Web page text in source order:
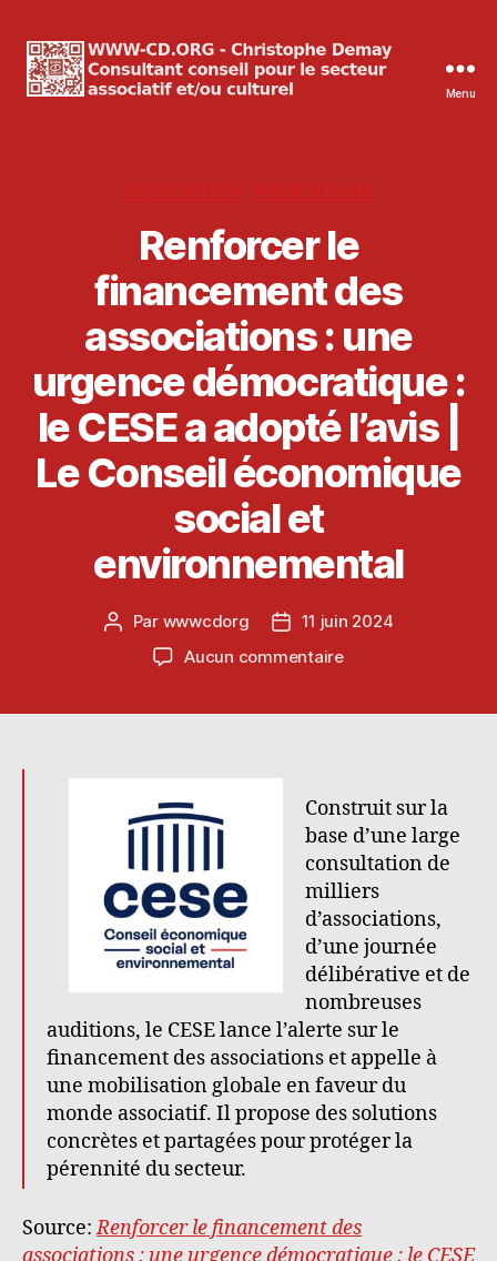
Menu
Renforcer le
financement des
associations : une
urgence démocratique :
le CESE a adopté l’avis |
Le Conseil économique
social et
environnemental
Auteur
l’article
Par wwwcdorg
Date11 juin 2024
Aucun commentairesur
:
une
urgence
démocratique
:
le
CESE
a
adopté
l’avis
|
Le
Conseil
économique
social
Construit sur la
base d’une large
consultation de
milliers
d’associations,
d’une journée
délibérative et de
nombreuses
auditions, le CESE lance l’alerte sur le
financement des associations et appelle à
une mobilisation globale en faveur du
monde associatif. Il propose des solutions
concrètes et partagées pour protéger la
pérennité du secteur.
Source:Renforcer le financement des